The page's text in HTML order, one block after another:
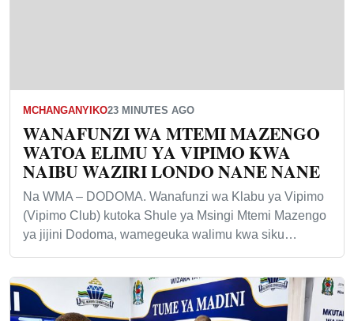
MCHANGANYIKO23 MINUTES AGO
WANAFUNZI WA MTEMI MAZENGO
WATOA ELIMU YA VIPIMO KWA
NAIBU WAZIRI LONDO NANE NANE
Na WMA – DODOMA. Wanafunzi wa Klabu ya Vipimo
(Vipimo Club) kutoka Shule ya Msingi Mtemi Mazengo
ya jijini Dodoma, wamegeuka walimu kwa siku…